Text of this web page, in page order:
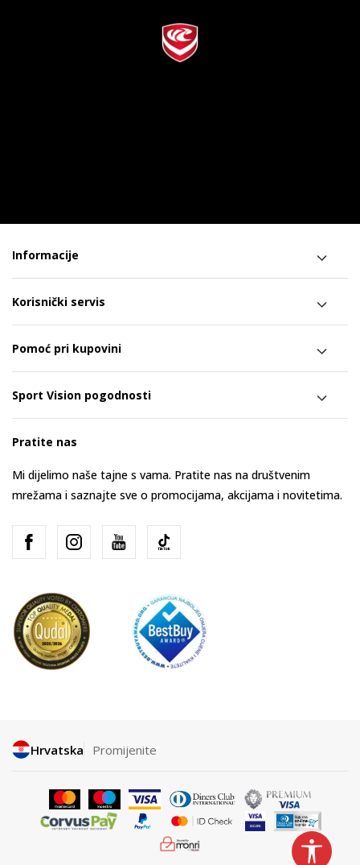
Informacije
Korisnički servis
Pomoć pri kupovini
Sport Vision pogodnosti
Pratite nas
Mi dijelimo naše tajne s vama. Pratite nas na društvenim
mrežama i saznajte sve o promocijama, akcijama i novitetima.
Hrvatska Promijenite